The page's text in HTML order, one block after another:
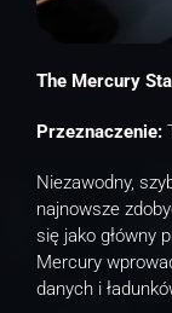
The Mercury
Przeznaczenie:
Niezawodny,
najnowsze
się jako główny
Mercury
danych i